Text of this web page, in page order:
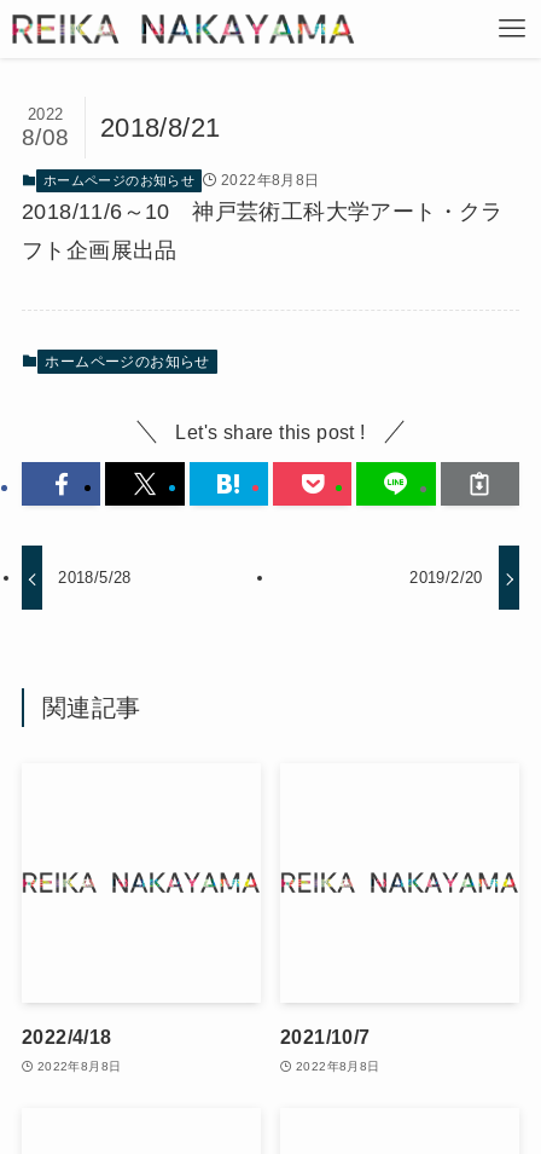
2018/8/21
2022
8/08
ホームページのお知らせ 2022年8月8日
2018/11/6～10 神戸芸術工科大学アート・クラ
フト企画展出品
ホームページのお知らせ
Let's share this post !
2018/5/28 2019/2/20
関連記事
2022/4/18
2022年8月8日
2021/10/7
2022年8月8日